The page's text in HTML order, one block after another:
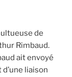
de
Rimbaud.
ait envoyé
liaison